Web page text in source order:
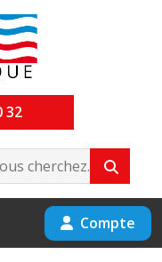
32
Compte